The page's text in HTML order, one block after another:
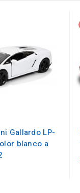
Gallardo LP-
blanco a